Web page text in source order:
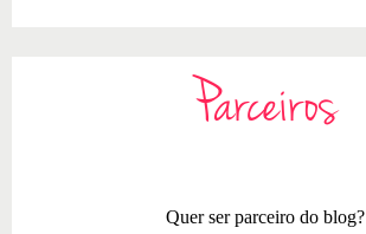
Parceiros
Quer ser parceiro do blog?